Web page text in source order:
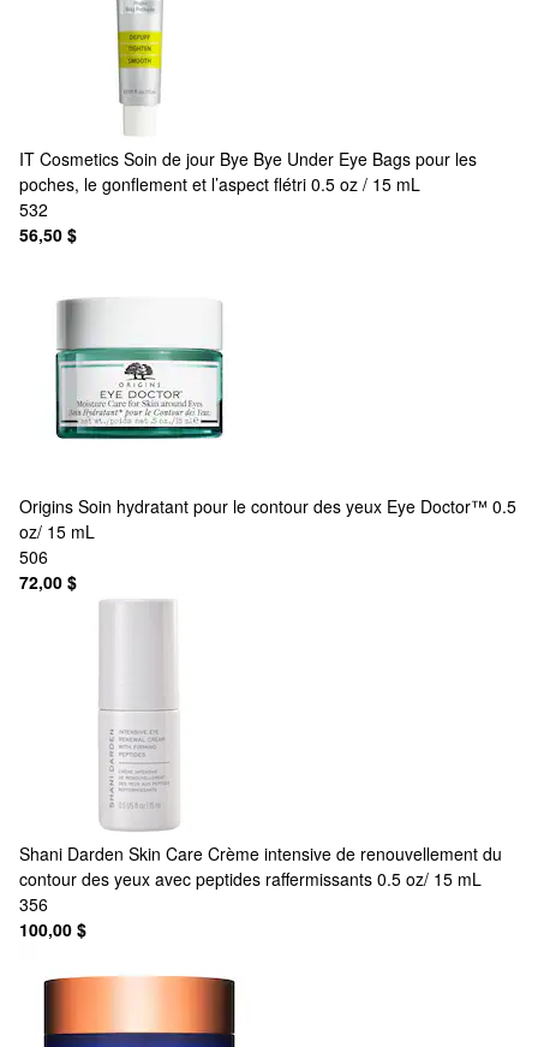
IT Cosmetics Soin de jour Bye Bye Under Eye Bags pour les
poches, le gonflement et l’aspect flétri 0.5 oz / 15 mL
532
56,50 $
Origins Soin hydratant pour le contour des yeux Eye Doctor™ 0.5
oz/ 15 mL
506
72,00 $
Shani Darden Skin Care Crème intensive de renouvellement du
contour des yeux avec peptides raffermissants 0.5 oz/ 15 mL
356
100,00 $